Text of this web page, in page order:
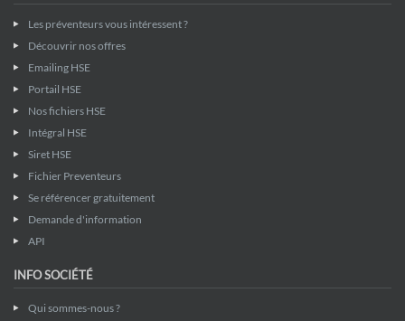
Les préventeurs vous intéressent ?
Découvrir nos offres
Emailing HSE
Portail HSE
Nos fichiers HSE
Intégral HSE
Siret HSE
Fichier Preventeurs
Se référencer gratuitement
Demande d'information
API
INFO SOCIÉTÉ
Qui sommes-nous ?